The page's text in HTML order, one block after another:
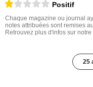
Positif
Chaque magazine ou journal
notes attribuées sont remises
Retrouvez plus d'infos sur notre
25